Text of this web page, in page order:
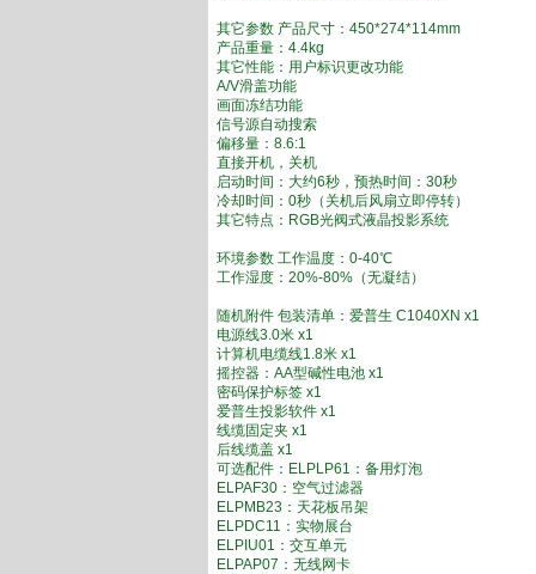
其它参数 产品尺寸：450*274*114mm
产品重量：4.4kg
其它性能：用户标识更改功能
A/V滑盖功能
画面冻结功能
信号源自动搜索
偏移量：8.6:1
直接开机，关机
启动时间：大约6秒，预热时间：30秒
冷却时间：0秒（关机后风扇立即停转）
其它特点：RGB光阀式液晶投影系统
环境参数 工作温度：0-40℃
工作湿度：20%-80%（无凝结）
随机附件 包装清单：爱普生 C1040XN x1
电源线3.0米 x1
计算机电缆线1.8米 x1
摇控器：AA型碱性电池 x1
密码保护标签 x1
爱普生投影软件 x1
线缆固定夹 x1
后线缆盖 x1
可选配件：ELPLP61：备用灯泡
ELPAF30：空气过滤器
ELPMB23：天花板吊架
ELPDC11：实物展台
ELPIU01：交互单元
ELPAP07：无线网卡